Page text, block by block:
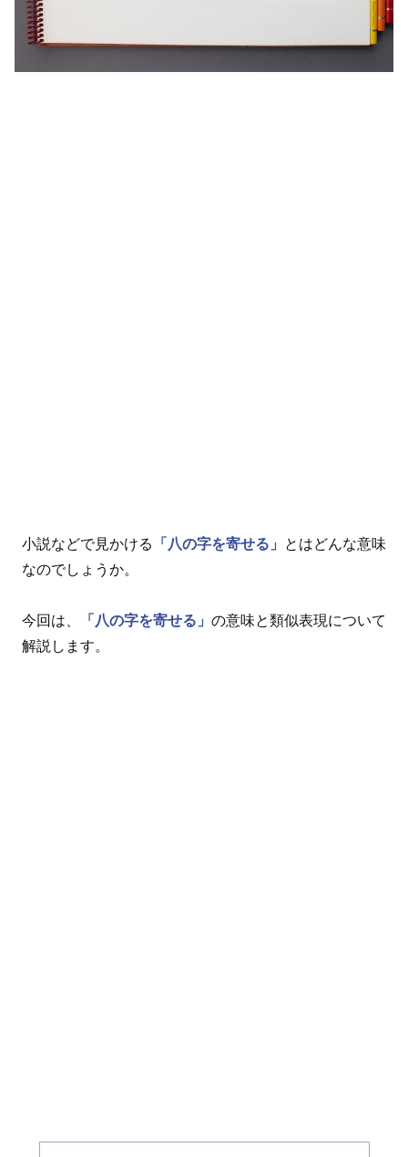
小説などで見かける 「八の字を寄せる」
とはどんな意味
なのでしょうか。
今回は、 「八の字を寄せる」 の意味と類似表現について
解説します。